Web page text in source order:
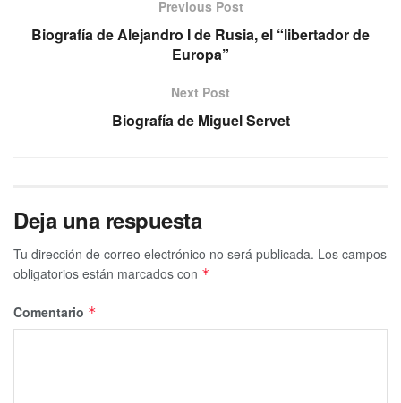
Previous Post
Biografía de Alejandro I de Rusia, el “libertador de
Europa”
Next Post
Biografía de Miguel Servet
Deja una respuesta
Tu dirección de correo electrónico no será publicada. Los campos
obligatorios están marcados con *
Comentario *